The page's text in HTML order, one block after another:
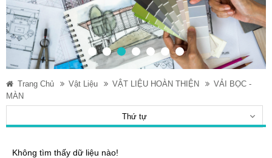
Trang Chủ Vật Liệu VẬT LIỆU HOÀN THIỆN
VẢI BỌC -
MÀN
Thứ tự
Không tìm thấy dữ liệu nào!